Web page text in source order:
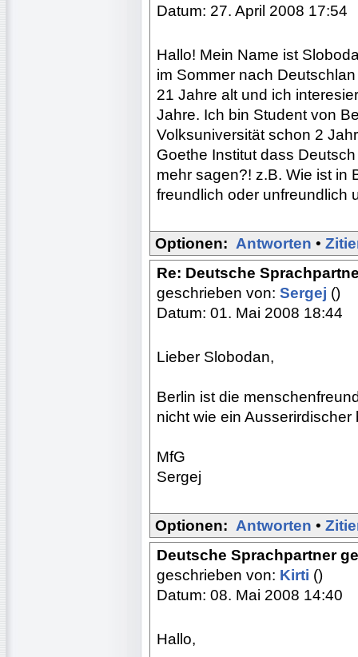
Datum: 27. April 2008 17:54
Hallo! Mein Name ist
im Sommer nach
21 Jahre alt und ich
Jahre. Ich bin Student von
Volksuniversität schon 2
Goethe Institut dass
mehr sagen?! z.B. Wie ist in
freundlich oder unfreundlich
Optionen: Antworten •
Re: Deutsche
geschrieben von: Sergej ()
Datum: 01. Mai 2008 18:44
Lieber Slobodan,
Berlin ist die
nicht wie ein Ausserirdischer
MfG
Sergej
Optionen: Antworten •
Deutsche Sprachpartner
geschrieben von: Kirti ()
Datum: 08. Mai 2008 14:40
Hallo,